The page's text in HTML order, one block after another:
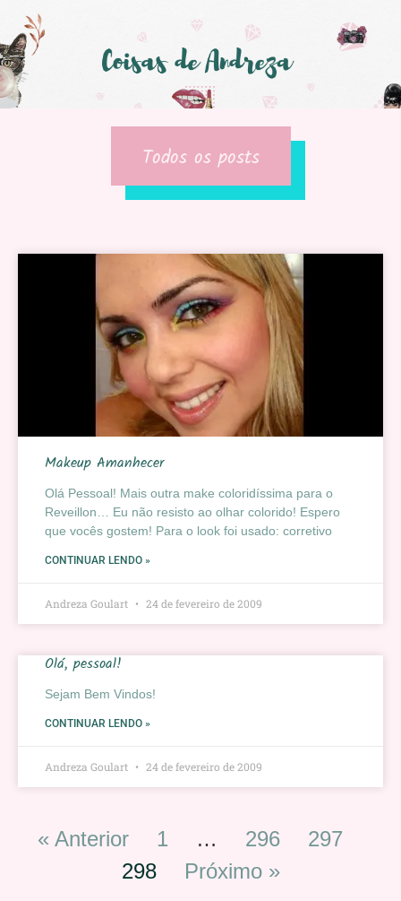
Todos os posts
Makeup Amanhecer
Olá Pessoal! Mais outra make coloridíssima para o
Reveillon… Eu não resisto ao olhar colorido! Espero
que vocês gostem! Para o look foi usado: corretivo
CONTINUAR LENDO »
Andreza Goulart 24 de fevereiro de 2009
Olá, pessoal!
Sejam Bem Vindos!
CONTINUAR LENDO »
Andreza Goulart 24 de fevereiro de 2009
« Anterior 1 … 296
297
298
Próximo »